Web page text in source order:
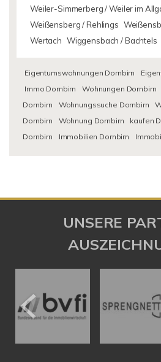
Weiler-Simmerberg / Weiler im
Weißensberg / Rehlings
Wertach Wiggensbach / Bachtels
Eigentumswohnungen Dornbirn
Immo Dornbirn
Wohnungen Dornbirn
Dornbirn
Wohnungssuche Dornbirn
Dornbirn
Wohnung Dornbirn kaufen
Dornbirn
Immobilien Dornbirn
UNSERE